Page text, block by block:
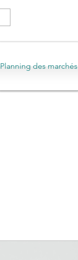
Planning des marchés